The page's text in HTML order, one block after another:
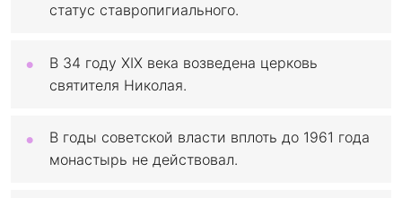
статус ставропигиального.
В 34 году XIX века возведена церковь
святителя Николая.
В годы советской власти вплоть до 1961 года
монастырь не действовал.